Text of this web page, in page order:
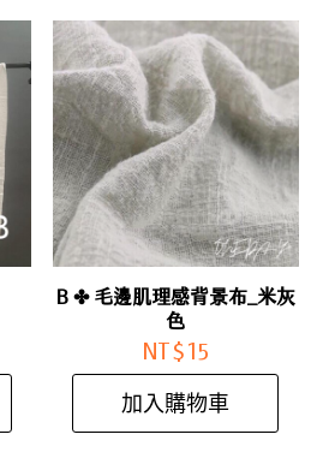
B ✤ 毛邊肌理感背景布_米灰
色
NT$ 15
加入購物車